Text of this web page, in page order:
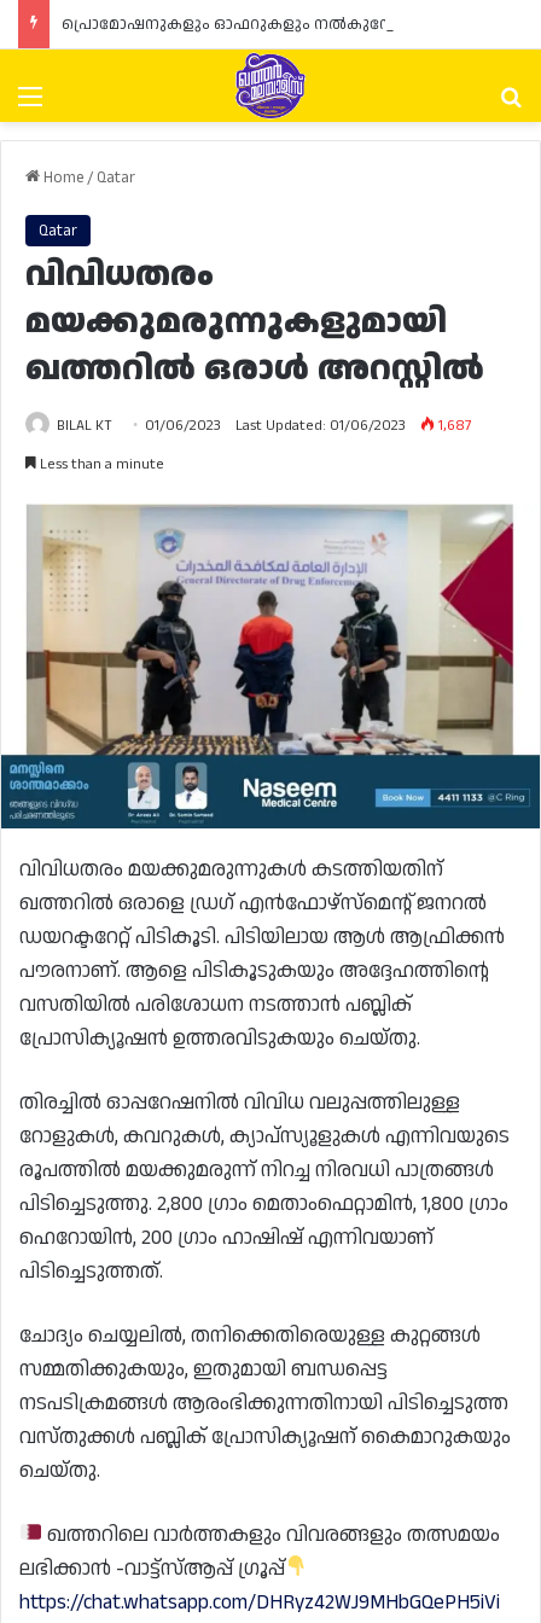
Menu
Home/ Qatar
Qatar
വിവിധതരം
മയക്കുമരുന്നുകളുമായി
ഖത്തറിൽ ഒരാൾ അറസ്റ്റിൽ
BILAL KT 01/06/2023 Last Updated: 01/06/2023
1,687
Less than a minute
വിവിധതരം മയക്കുമരുന്നുകൾ കടത്തിയതിന്
ഖത്തറിൽ ഒരാളെ ഡ്രഗ് എൻഫോഴ്‌സ്‌മെന്റ് ജനറൽ
ഡയറക്ടറേറ്റ് പിടികൂടി. പിടിയിലായ ആൾ ആഫ്രിക്കൻ
പൗരനാണ്. ആളെ പിടികൂടുകയും അദ്ദേഹത്തിന്റെ
വസതിയിൽ പരിശോധന നടത്താൻ പബ്ലിക്
പ്രോസിക്യൂഷൻ ഉത്തരവിടുകയും ചെയ്തു.
തിരച്ചിൽ ഓപ്പറേഷനിൽ വിവിധ വലുപ്പത്തിലുള്ള
റോളുകൾ, കവറുകൾ, ക്യാപ്‌സ്യൂളുകൾ എന്നിവയുടെ
രൂപത്തിൽ മയക്കുമരുന്ന് നിറച്ച നിരവധി പാത്രങ്ങൾ
പിടിച്ചെടുത്തു. 2,800 ഗ്രാം മെതാംഫെറ്റാമിൻ, 1,800 ഗ്രാം
ഹെറോയിൻ, 200 ഗ്രാം ഹാഷിഷ് എന്നിവയാണ്
പിടിച്ചെടുത്തത്.
ചോദ്യം ചെയ്യലിൽ, തനിക്കെതിരെയുള്ള കുറ്റങ്ങൾ
സമ്മതിക്കുകയും, ഇതുമായി ബന്ധപ്പെട്ട
നടപടിക്രമങ്ങൾ ആരംഭിക്കുന്നതിനായി പിടിച്ചെടുത്ത
വസ്തുക്കൾ പബ്ലിക് പ്രോസിക്യൂഷന് കൈമാറുകയും
ചെയ്തു.
ഖത്തറിലെ വാർത്തകളും വിവരങ്ങളും തത്സമയം
ലഭിക്കാൻ -വാട്ട്സ്ആപ്പ് ഗ്രൂപ്പ്
https://chat.whatsapp.com/DHRyz42WJ9MHbGQePH5iVi